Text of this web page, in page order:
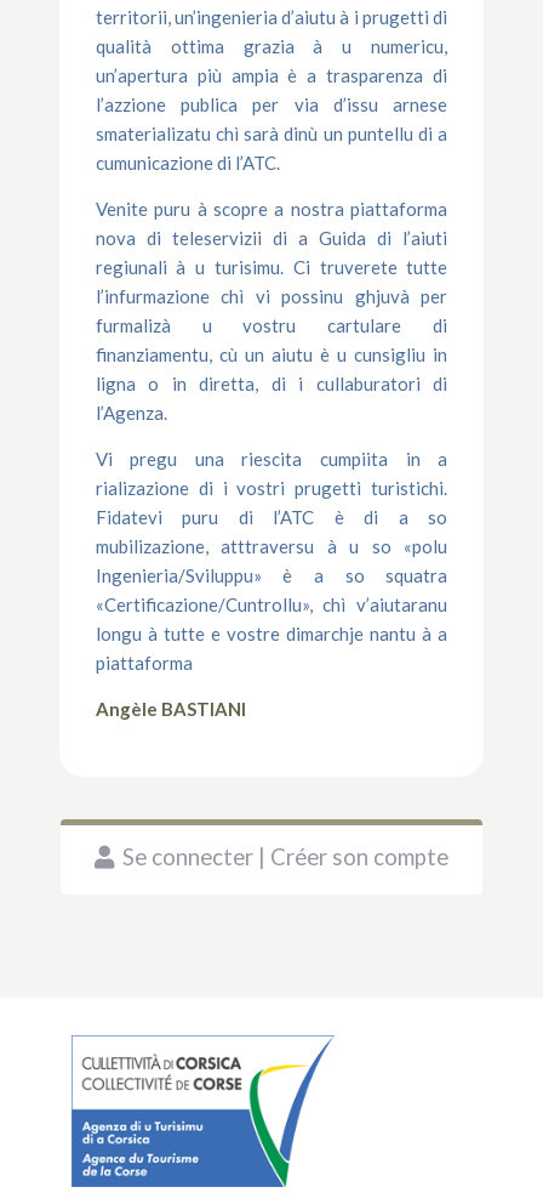
territorii, un’ingenieria d’aiutu à i prugetti di
qualità ottima grazia à u numericu,
un’apertura più ampia è a trasparenza di
l’azzione publica per via d’issu arnese
smaterializatu chì sarà dinù un puntellu di a
cumunicazione di l’ATC.
Venite puru à scopre a nostra piattaforma
nova di teleservizii di a Guida di l’aiuti
regiunali à u turisimu. Ci truverete tutte
l’infurmazione chì vi possinu ghjuvà per
furmalizà u vostru cartulare di
finanziamentu, cù un aiutu è u cunsigliu in
ligna o in diretta, di i cullaburatori di
l’Agenza.
Vi pregu una riescita cumpiita in a
rializazione di i vostri prugetti turistichi.
Fidatevi puru di l’ATC è di a so
mubilizazione, atttraversu à u so «polu
Ingenieria/Sviluppu» è a so squatra
«Certificazione/Cuntrollu», chì v’aiutaranu
longu à tutte e vostre dimarchje nantu à a
piattaforma
Angèle BASTIANI
Se connecter | Créer son compte